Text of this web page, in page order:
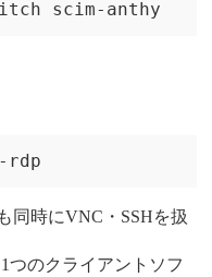
同時にVNC・SSHを扱
つのクライアントソフ